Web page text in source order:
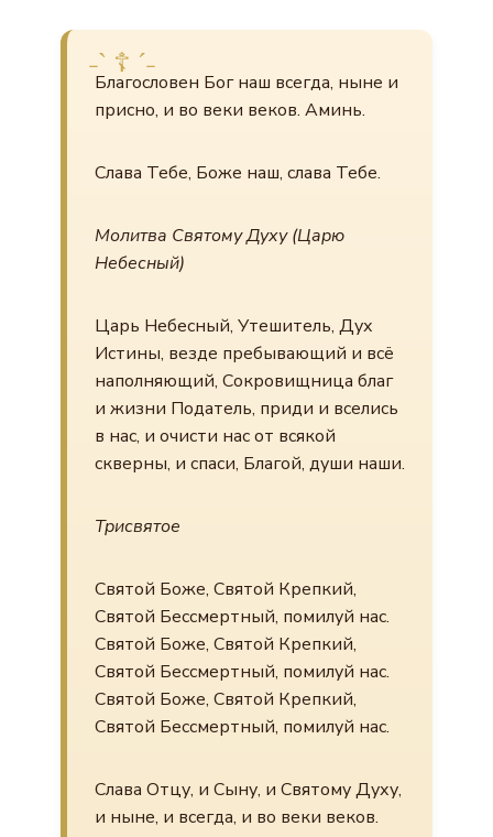
Благословен Бог наш всегда, ныне и
присно, и во веки веков. Аминь.
Слава Тебе, Боже наш, слава Тебе.
Молитва Святому Духу (Царю
Небесный)
Царь Небесный, Утешитель, Дух
Истины, везде пребывающий и всё
наполняющий, Сокровищница благ
и жизни Податель, приди и вселись
в нас, и очисти нас от всякой
скверны, и спаси, Благой, души наши.
Трисвятое
Святой Боже, Святой Крепкий,
Святой Бессмертный, помилуй нас.
Святой Боже, Святой Крепкий,
Святой Бессмертный, помилуй нас.
Святой Боже, Святой Крепкий,
Святой Бессмертный, помилуй нас.
Слава Отцу, и Сыну, и Святому Духу,
и ныне, и всегда, и во веки веков.